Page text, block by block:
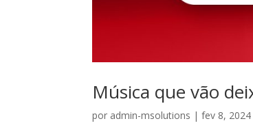
Música que vão
por admin-msolutions |fev 8, 2024